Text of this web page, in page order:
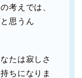
考えでは、
思うん
たは寂しさ
ちになりま